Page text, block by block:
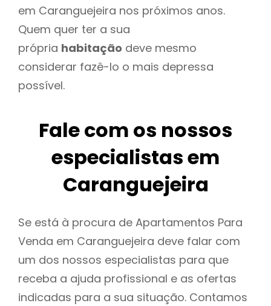
em Caranguejeira nos próximos anos.
Quem quer ter a sua
própria habitação deve mesmo
considerar fazê-lo o mais depressa
possível.
Fale com os nossos
especialistas em
Caranguejeira
Se está à procura de Apartamentos Para
Venda em Caranguejeira deve falar com
um dos nossos especialistas para que
receba a ajuda profissional e as ofertas
indicadas para a sua situação. Contamos